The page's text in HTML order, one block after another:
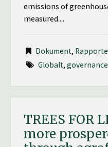
emissions of
measured....
Dokument,
Globalt, governance
TREES FOR
more